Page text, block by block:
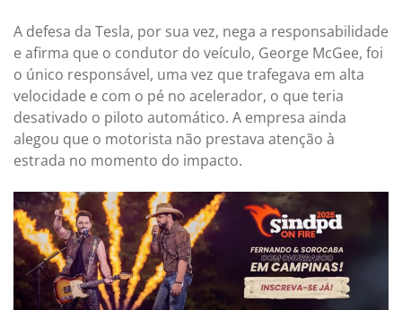
A defesa da Tesla, por sua vez, nega a responsabilidade
e afirma que o condutor do veículo, George McGee, foi
o único responsável, uma vez que trafegava em alta
velocidade e com o pé no acelerador, o que teria
desativado o piloto automático. A empresa ainda
alegou que o motorista não prestava atenção à
estrada no momento do impacto.